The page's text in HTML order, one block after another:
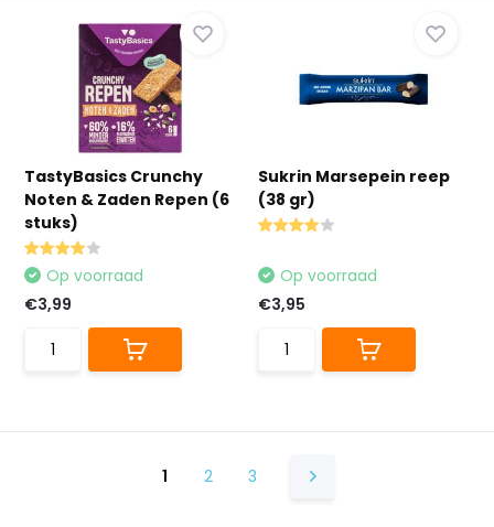
TastyBasics Crunchy
Noten & Zaden Repen (6
stuks)
Op voorraad
€3,99
Sukrin Marsepein reep
(38 gr)
Op voorraad
€3,95
1 2 3